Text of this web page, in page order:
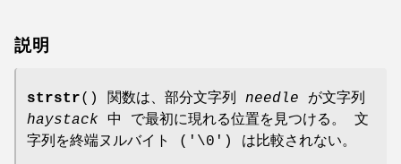
説明
strstr() 関数は、部分文字列 needle が文字列
haystack 中 で最初に現れる位置を見つける。 文
字列を終端ヌルバイト ('\0') は比較されない。